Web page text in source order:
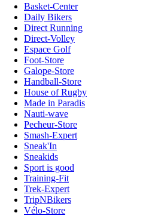
Basket-Center
Daily Bikers
Direct Running
Direct-Volley
Espace Golf
Foot-Store
Galope-Store
Handball-Store
House of Rugby
Made in Paradis
Nauti-wave
Pecheur-Store
Smash-Expert
Sneak'In
Sneakids
Sport is good
Training-Fit
Trek-Expert
TripNBikers
Vélo-Store